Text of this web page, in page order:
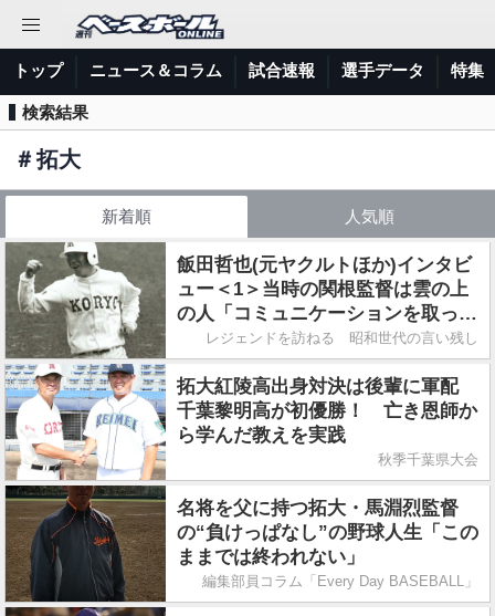
トップ ニュース＆コラム 試合速報 選手データ 特集
検索結果
＃拓大
新着順 人気順
飯田哲也(元ヤクルトほか)インタビ
ュー＜1＞当時の関根監督は雲の上
の人「コミュニケーションを取った
記憶がない」
レジェンドを訪ねる 昭和世代の言い残し
拓大紅陵高出身対決は後輩に軍配
千葉黎明高が初優勝！ 亡き恩師か
ら学んだ教えを実践
秋季千葉県大会
名将を父に持つ拓大・馬淵烈監督
の“負けっぱなし”の野球人生「この
ままでは終われない」
編集部員コラム「Every Day BASEBALL」